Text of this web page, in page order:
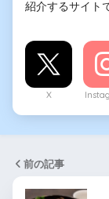
紹介するサイト
X
前の記事